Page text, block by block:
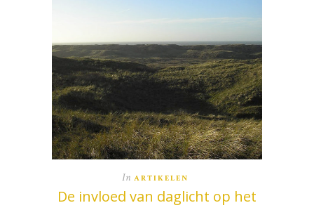
In ARTIKELEN
De invloed van daglicht op het